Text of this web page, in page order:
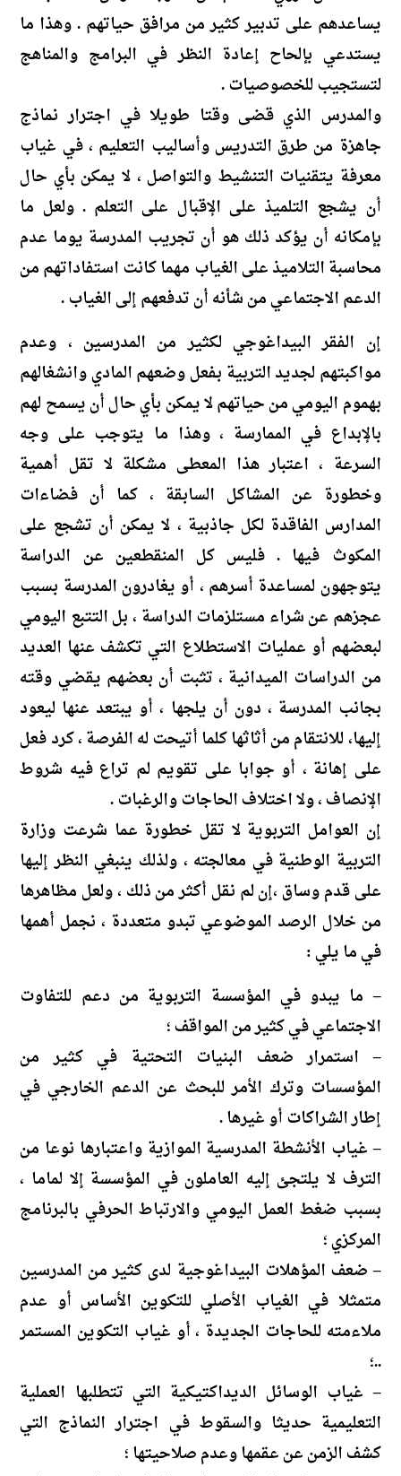
يساعدهم على تدبير كثير من مرافق حياتهم . وهذا ما
يستدعي بإلحاح إعادة النظر في البرامج والمناهج
لتستجيب للخصوصيات .
والمدرس الذي قضى وقتا طويلا في اجترار نماذج
جاهزة من طرق التدريس وأساليب التعليم ، في غياب
معرفة يتقنيات التنشيط والتواصل ، لا يمكن بأي حال
أن يشجع التلميذ على الإقبال على التعلم . ولعل ما
بإمكانه أن يؤكد ذلك هو أن تجريب المدرسة يوما عدم
محاسبة التلاميذ على الغياب مهما كانت استفاداتهم من
الدعم الاجتماعي من شأنه أن تدفعهم إلى الغياب .
إن الفقر البيداغوجي لكثير من المدرسين ، وعدم
مواكبتهم لجديد التربية بفعل وضعهم المادي وانشغالهم
بهموم اليومي من حياتهم لا يمكن بأي حال أن يسمح لهم
بالإبداع في الممارسة ، وهذا ما يتوجب على وجه
السرعة ، اعتبار هذا المعطى مشكلة لا تقل أهمية
وخطورة عن المشاكل السابقة ، كما أن فضاءات
المدارس الفاقدة لكل جاذبية ، لا يمكن أن تشجع على
المكوث فيها . فليس كل المنقطعين عن الدراسة
يتوجهون لمساعدة أسرهم ، أو يغادرون المدرسة بسبب
عجزهم عن شراء مستلزمات الدراسة ، بل التتبع اليومي
لبعضهم أو عمليات الاستطلاع التي تكشف عنها العديد
من الدراسات الميدانية ، تثبت أن بعضهم يقضي وقته
بجانب المدرسة ، دون أن يلجها ، أو يبتعد عنها ليعود
إليها، للانتقام من أثاثها كلما أتيحت له الفرصة ، كرد فعل
على إهانة ، أو جوابا على تقويم لم تراع فيه شروط
الإنصاف ، ولا اختلاف الحاجات والرغبات .
إن العوامل التربوية لا تقل خطورة عما شرعت وزارة
التربية الوطنية في معالجته ، ولذلك ينبغي النظر إليها
على قدم وساق ،إن لم نقل أكثر من ذلك ، ولعل مظاهرها
من خلال الرصد الموضوعي تبدو متعددة ، نجمل أهمها
في ما يلي :
– ما يبدو في المؤسسة التربوية من دعم للتفاوت
الاجتماعي في كثير من المواقف ؛
– استمرار ضعف البنيات التحتية في كثير من
المؤسسات وترك الأمر للبحث عن الدعم الخارجي في
إطار الشراكات أو غيرها .
– غياب الأنشطة المدرسية الموازية واعتبارها نوعا من
الترف لا يلتجئ إليه العاملون في المؤسسة إلا لماما ،
بسبب ضغط العمل اليومي والارتباط الحرفي بالبرنامج
المركزي ؛
– ضعف المؤهلات البيداغوجية لدى كثير من المدرسين
متمثلا في الغياب الأصلي للتكوين الأساس أو عدم
ملاءمته للحاجات الجديدة ، أو غياب التكوين المستمر
..؛
– غياب الوسائل الديداكتيكية التي تتطلبها العملية
التعليمية حديثا والسقوط في اجترار النماذج التي
كشف الزمن عن عقمها وعدم صلاحيتها ؛